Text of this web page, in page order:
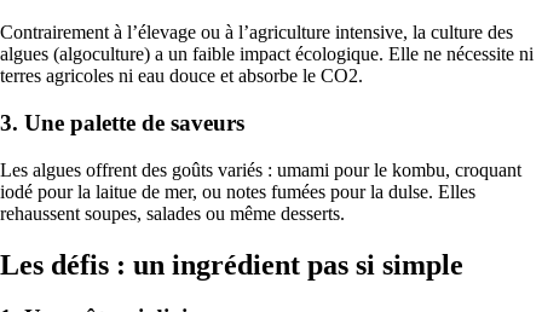
Contrairement à l’élevage ou à l’agriculture intensive, la culture des
algues (algoculture) a un faible impact écologique. Elle ne nécessite ni
terres agricoles ni eau douce et absorbe le CO2.
3. Une palette de saveurs
Les algues offrent des goûts variés : umami pour le kombu, croquant
iodé pour la laitue de mer, ou notes fumées pour la dulse. Elles
rehaussent soupes, salades ou même desserts.
Les défis : un ingrédient pas si simple